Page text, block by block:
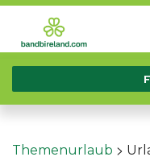
Themenurlaub >